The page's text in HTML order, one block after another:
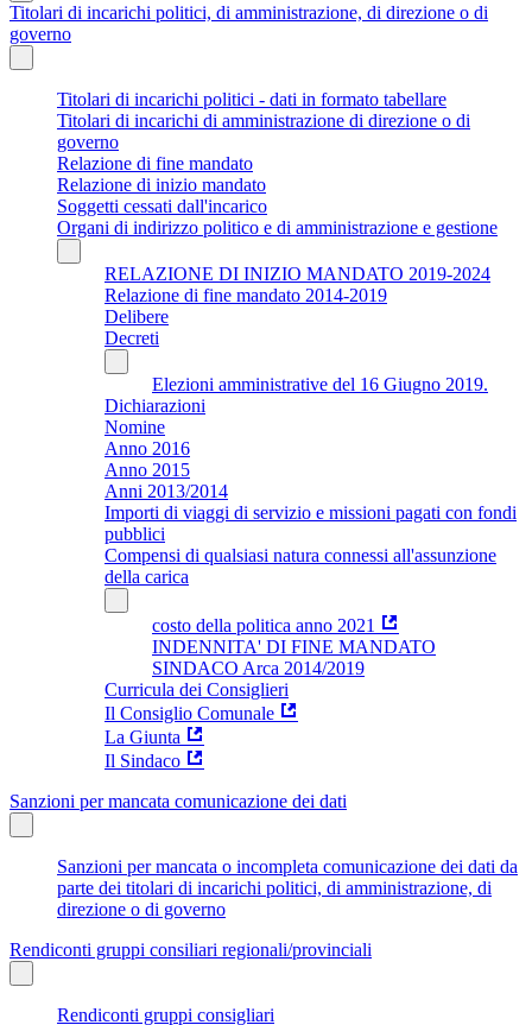
Titolari di incarichi politici, di amministrazione, di direzione o di
governo
Titolari di incarichi politici - dati in formato tabellare
Titolari di incarichi di amministrazione di direzione o di
governo
Relazione di fine mandato
Relazione di inizio mandato
Soggetti cessati dall'incarico
Organi di indirizzo politico e di amministrazione e gestione
RELAZIONE DI INIZIO MANDATO 2019-2024
Relazione di fine mandato 2014-2019
Delibere
Decreti
Elezioni amministrative del 16 Giugno 2019.
Dichiarazioni
Nomine
Anno 2016
Anno 2015
Anni 2013/2014
Importi di viaggi di servizio e missioni pagati con fondi
pubblici
Compensi di qualsiasi natura connessi all'assunzione
della carica
costo della politica anno 2021
INDENNITA' DI FINE MANDATO
SINDACO Arca 2014/2019
Curricula dei Consiglieri
Il Consiglio Comunale
La Giunta
Il Sindaco
Sanzioni per mancata comunicazione dei dati
Sanzioni per mancata o incompleta comunicazione dei dati da
parte dei titolari di incarichi politici, di amministrazione, di
direzione o di governo
Rendiconti gruppi consiliari regionali/provinciali
Rendiconti gruppi consigliari